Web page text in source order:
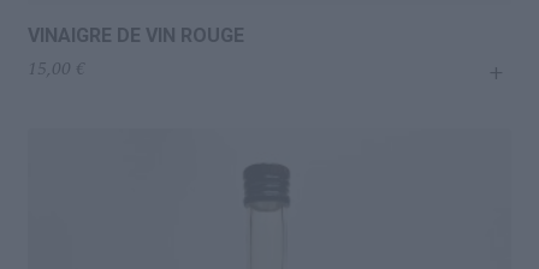
VINAIGRE DE VIN ROUGE
15,00 € +